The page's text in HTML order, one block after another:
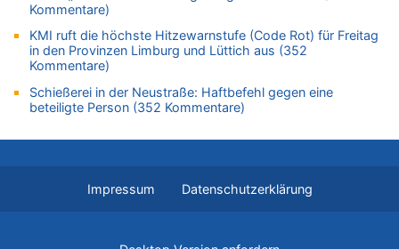
Fußgänger und Radfahrer sind die häufigsten Opfer
05.08.2026 - 11:43 von JoKrings zu
Zweite Hitzewelle in diesem Sommer ist jetzt amtlich
05.08.2026 - 11:41 von JoKrings zu
Wie kam es zur Ceuta-Krise?
05.08.2026 - 11:35 von N. A. Klar zu
Es gibt mmer mehr Fälle von Fahrerflucht in Belgien –
Zweite Hitzewelle in diesem Sommer ist jetzt amtlich
Kommentare)
KMI ruft die höchste Hitzewarnstufe (Code Rot) für Freitag
in den Provinzen Limburg und Lüttich aus (352
Kommentare)
Schießerei in der Neustraße: Haftbefehl gegen eine
beteiligte Person (352 Kommentare)
Impressum Datenschutzerklärung